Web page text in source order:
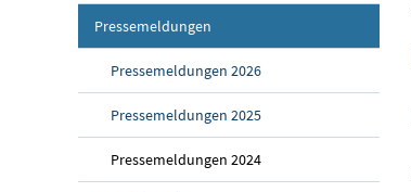
Pressemeldungen
Pressemeldungen 2026
Pressemeldungen 2025
Pressemeldungen 2024